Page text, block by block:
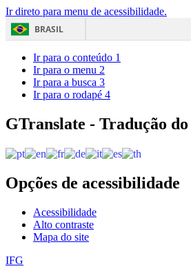
Ir direto para menu de acessibilidade.
BRASIL
Ir para o conteúdo 1
Ir para o menu 2
Ir para a busca 3
Ir para o rodapé 4
GTranslate - Tradução do
Opções de acessibilidade
Acessibilidade
Alto contraste
Mapa do site
IFG